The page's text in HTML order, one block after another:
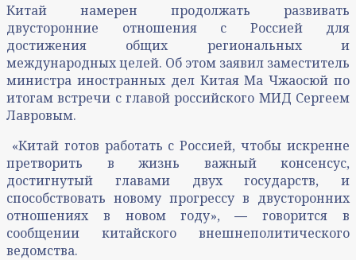
Китай намерен продолжать развивать
двусторонние отношения с Россией для
достижения общих региональных и
международных целей. Об этом заявил заместитель
министра иностранных дел Китая Ма Чжаосюй по
итогам встречи с главой российского МИД Сергеем
Лавровым.
«Китай готов работать с Россией, чтобы искренне
претворить в жизнь важный консенсус,
достигнутый главами двух государств, и
способствовать новому прогрессу в двусторонних
отношениях в новом году», ― говорится в
сообщении китайского внешнеполитического
ведомства.